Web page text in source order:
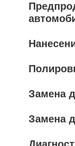
Замена
Замена